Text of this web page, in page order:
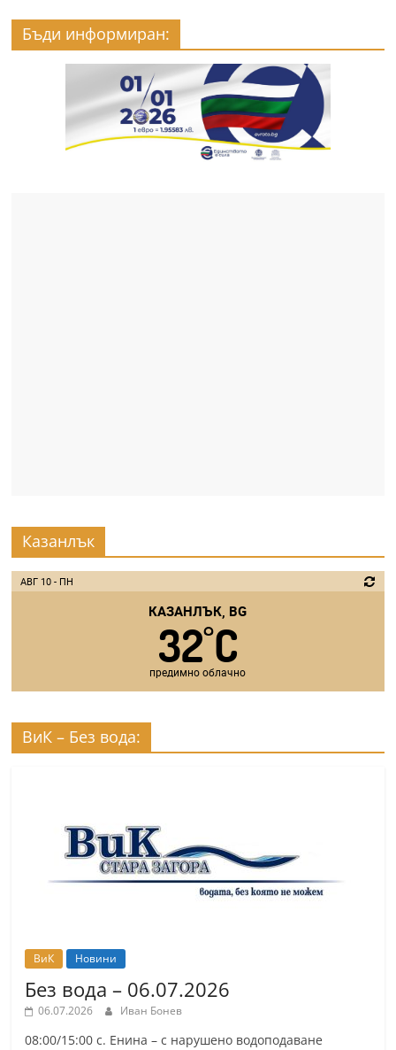
Бъди информиран:
Казанлък
АВГ 10 - ПН
КАЗАНЛЪК, BG
32°C
предимно облачно
ВиК – Без вода:
ВиК Новини
Без вода – 06.07.2026
06.07.2026 Иван Бонев
08:00/15:00 с. Енина – с нарушено водоподаване